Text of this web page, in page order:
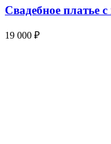
Свадебное
19 000 ₽